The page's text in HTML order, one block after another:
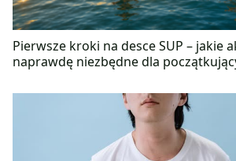
Pierwsze kroki na desce SUP – jakie
naprawdę niezbędne dla